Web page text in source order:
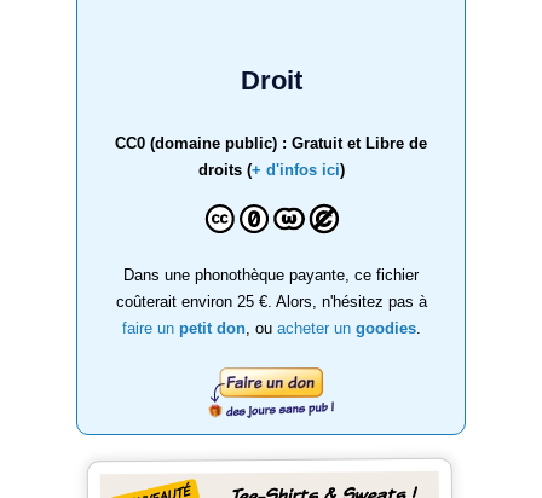
Droit
CC0 (domaine public) : Gratuit et Libre de
droits (+ d'infos ici)
Dans une phonothèque payante, ce fichier
coûterait environ 25 €. Alors, n'hésitez pas à
faire un petit don, ou acheter un goodies.